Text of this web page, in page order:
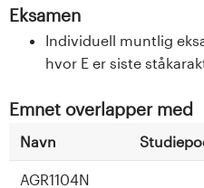
Eksamen
Individuell muntlig
hvor E er siste
Emnet overlapper med
Navn
AGR1104N